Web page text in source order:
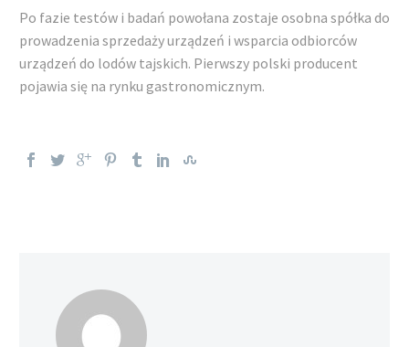
Po fazie testów i badań powołana zostaje osobna spółka do
prowadzenia sprzedaży urządzeń i wsparcia odbiorców
urządzeń do lodów tajskich. Pierwszy polski producent
pojawia się na rynku gastronomicznym.